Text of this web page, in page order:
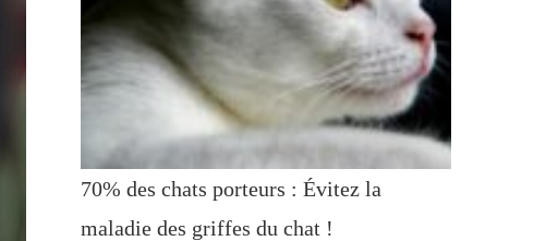
70% des chats porteurs : Évitez la
maladie des griffes du chat !